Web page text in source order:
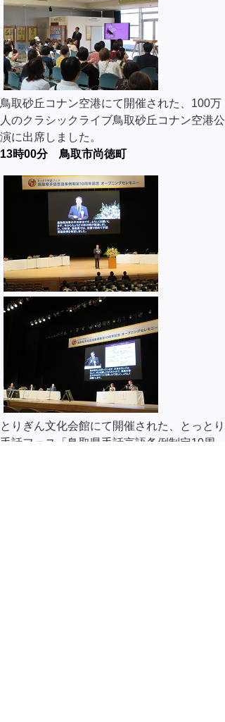
鳥取砂丘コナン空港にて開催された、 100万
人のクラシックライブ鳥取砂丘コナン空港公
演に出席しました。
13時00分 鳥取市尚徳町
とりぎん文化会館にて開催された、
とっとり
手話フェス「鳥取県手話言語条例制定10周